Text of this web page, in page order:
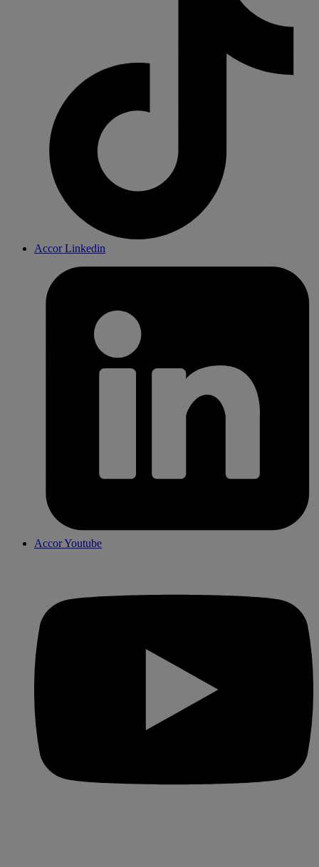
Accor Linkedin
Accor Youtube